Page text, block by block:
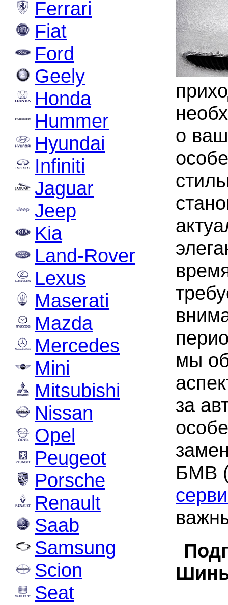
Ferrari
Fiat
Ford
Geely
Honda
Hummer
Hyundai
Infiniti
Jaguar
Jeep
Kia
Land-Rover
Lexus
Maserati
Mazda
Mercedes
Mini
Mitsubishi
Nissan
Opel
Peugeot
Porsche
Renault
Saab
Samsung
Scion
Seat
о
мы
за
БМВ